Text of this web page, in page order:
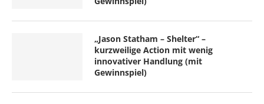
„Jason Statham – Shelter“ –
kurzweilige Action mit wenig
innovativer Handlung (mit
Gewinnspiel)